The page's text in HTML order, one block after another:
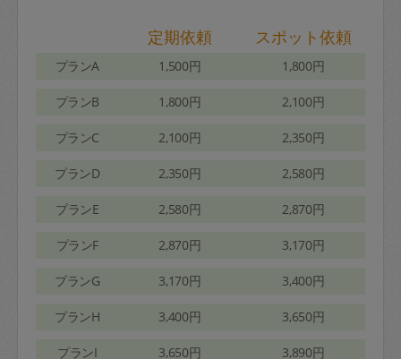
定期依頼 スポット依頼
プランA 1,500円 1,800円
プランB 1,800円 2,100円
プランC 2,100円 2,350円
プランD 2,350円 2,580円
プランE 2,580円 2,870円
プランF 2,870円 3,170円
プランG 3,170円 3,400円
プランH 3,400円 3,650円
プランI 3,650円 3,890円